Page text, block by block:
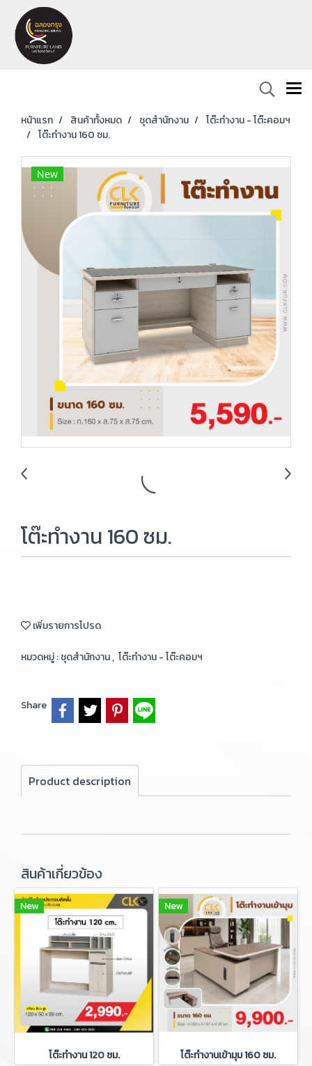
หน้าแรก สินค้าทั้งหมด ชุดสำนักงาน
โต๊ะทำงาน - โต๊ะคอมฯ
โต๊ะทำงาน 160 ซม.
New
โต๊ะทำงาน 160 ซม.
เพิ่มรายการโปรด
หมวดหมู่ :ชุดสำนักงาน, โต๊ะทำงาน - โต๊ะคอมฯ
Share
Product description
สินค้าเกี่ยวข้อง
New
โต๊ะทำงาน 120 ซม.
New
โต๊ะทำงานเข้ามุม 160 ซม.